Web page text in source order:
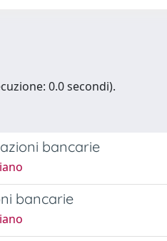
0.0 secondi).
bancarie
bancarie